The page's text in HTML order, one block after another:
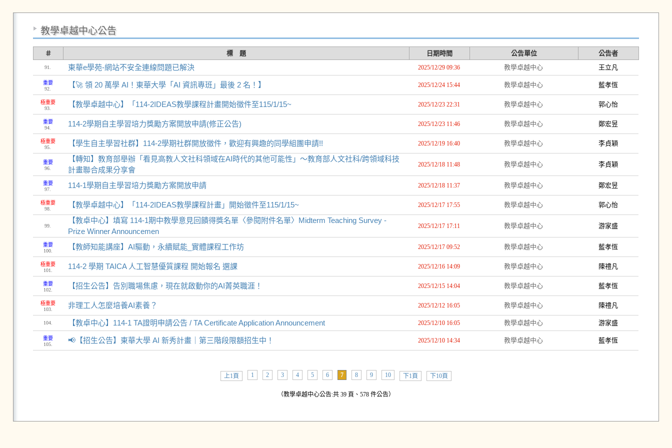
教學卓越中心公告
＃ 標 題 日期時間 公告單位 公告者
91. 東華e學苑-網站不安全連線問題已解決 2025/12/29 09:36 教學卓越中心 王立凡
重要
92.
【🚀 領 20 萬學 AI！東華大學「AI 資訊專班」最後 2 名！】 2025/12/24 15:44 教學卓越中心 藍孝恆
極重要
93.
【教學卓越中心】「114-2IDEAS教學課程計畫開始徵件至115/1/15~ 2025/12/23 22:31 教學卓越中心 郭心怡
重要
94.
114-2學期自主學習培力獎勵方案開放申請(修正公告) 2025/12/23 11:46 教學卓越中心 鄭宏昱
極重要
95.
【學生自主學習社群】114-2學期社群開放徵件，歡迎有興趣的同學組團申請!! 2025/12/19 16:40 教學卓越中心 李貞穎
重要
96.
【轉知】教育部舉辦「看見高教人文社科領域在AI時代的其他可能性」～教育部人文社科/跨領域科技
計畫聯合成果分享會
2025/12/18 11:48 教學卓越中心 李貞穎
重要
97.
114-1學期自主學習培力獎勵方案開放申請 2025/12/18 11:37 教學卓越中心 鄭宏昱
極重要
98.
【教學卓越中心】「114-2IDEAS教學課程計畫」開始徵件至115/1/15~ 2025/12/17 17:55 教學卓越中心 郭心怡
99.
【教卓中心】填寫 114-1期中教學意見回饋得獎名單〈參閱附件名單〉Midterm Teaching Survey -
Prize Winner Announcemen
2025/12/17 17:11 教學卓越中心 游家盛
重要
100.
【教師知能講座】AI驅動，永續賦能_實體課程工作坊 2025/12/17 09:52 教學卓越中心 藍孝恆
極重要
101.
114-2 學期 TAICA 人工智慧優質課程 開始報名 選課 2025/12/16 14:09 教學卓越中心 陳禮凡
重要
102.
【招生公告】告別職場焦慮，現在就啟動你的AI菁英職涯！ 2025/12/15 14:04 教學卓越中心 藍孝恆
極重要
103.
非理工人怎麼培養AI素養？ 2025/12/12 16:05 教學卓越中心 陳禮凡
104. 【教卓中心】114-1 TA證明申請公告 / TA Certificate Application Announcement 2025/12/10 16:05 教學卓越中心 游家盛
重要
105.
📢【招生公告】東華大學 AI 新秀計畫｜第三階段限額招生中！ 2025/12/10 14:34 教學卓越中心 藍孝恆
上1頁 1 2 3 4 5 6 7 8 9 10 下1頁 下10頁
（教學卓越中心公告:共 39 頁、578 件公告）